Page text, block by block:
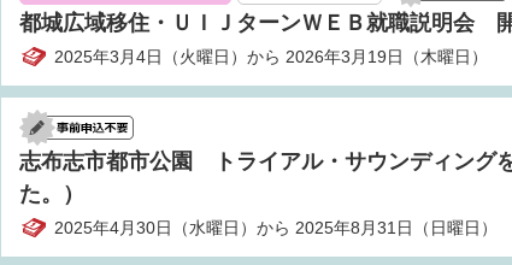
都城広域移住・ＵＩＪターンＷＥＢ就職説明会
2025年3月4日（火曜日）から 2026年3月19日（木曜日）
志布志市都市公園 トライアル・サウンディング
た。）
2025年4月30日（水曜日）から 2025年8月31日（日曜日）